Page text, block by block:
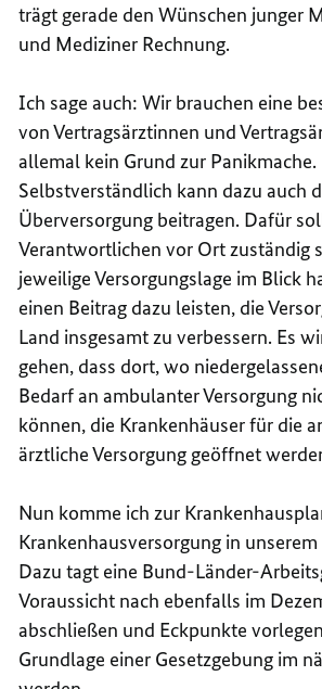
trägt gerade den Wünschen junger
und Mediziner Rechnung.
Ich sage auch: Wir brauchen eine
von Vertragsärztinnen und
allemal kein Grund zur Panikmache.
Selbstverständlich kann dazu auch
Überversorgung beitragen. Dafür
Verantwortlichen vor Ort zuständig
jeweilige Versorgungslage im Blick
einen Beitrag dazu leisten, die
Land insgesamt zu verbessern. Es
gehen, dass dort, wo
Bedarf an ambulanter Versorgung
können, die Krankenhäuser für die
ärztliche Versorgung geöffnet
Nun komme ich zur
Krankenhausversorgung in
Dazu tagt eine Bund-Länder-
Voraussicht nach ebenfalls im
abschließen und Eckpunkte
Grundlage einer Gesetzgebung im